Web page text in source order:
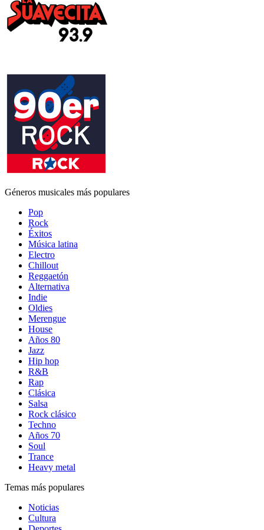
Géneros musicales más populares
Pop
Rock
Éxitos
Música latina
Electro
Chillout
Reggaetón
Alternativa
Indie
Oldies
Merengue
House
Años 80
Jazz
Hip hop
R&B
Rap
Clásica
Salsa
Rock clásico
Techno
Años 70
Soul
Trance
Heavy metal
Temas más populares
Noticias
Cultura